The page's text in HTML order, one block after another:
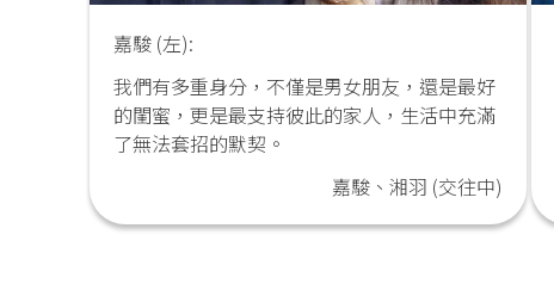
嘉駿 (左):
我們有多重身分，不僅是男女朋友，還是最好
的閨蜜，更是最支持彼此的家人，生活中充滿
了無法套招的默契。
嘉駿、湘羽 (交往中)